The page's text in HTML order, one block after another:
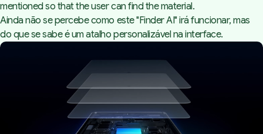
mentioned so that the user can find the material.
Ainda não se percebe como este "Finder AI" irá funcionar, mas
do que se sabe é um atalho personalizável na interface.